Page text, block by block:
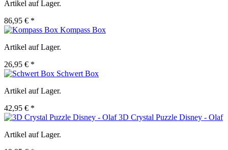
Artikel auf Lager.
86,95 € *
Kompass Box
Artikel auf Lager.
26,95 € *
Schwert Box
Artikel auf Lager.
42,95 € *
3D Crystal Puzzle Disney - Olaf
Artikel auf Lager.